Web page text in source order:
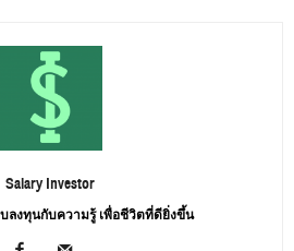
Salary Investor
ลงทุนกับความรู้ เพื่อชีวิตที่ดียิ่งขึ้น